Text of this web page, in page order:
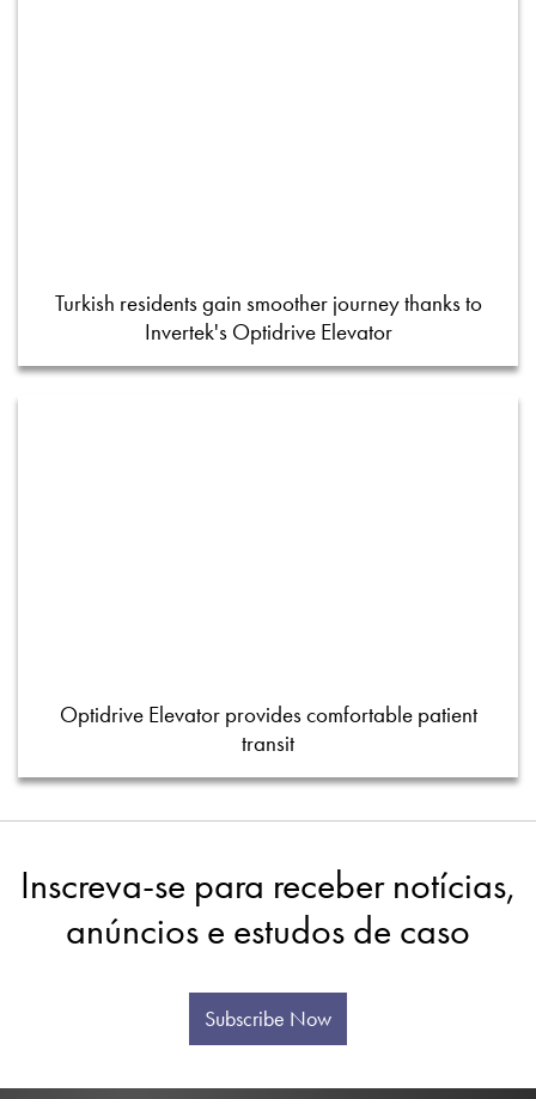
Turkish residents gain smoother journey thanks to
Invertek's Optidrive Elevator
Optidrive Elevator provides comfortable patient
transit
Inscreva-se para receber notícias,
anúncios e estudos de caso
Subscribe Now